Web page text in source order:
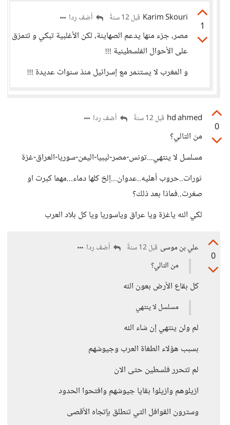
1
Karim Skouri قبل 12 سنةً أضف ردا
مصر، جزء منها يدعم الصهاينة، لكن الأغلبية تبكي و تتمزق
على الأحوال الفلسطينية !!!
و المغرب لا يستثمر مع إسرائيل منذ سنوات عديدة !!!
0
hd ahmed قبل 12 سنةً أضف ردا
من التالي؟
مسلسل لا ينتهي...تونس-مصر-ليبيا-اليمن-سوريا-العراق-غزة
ثورات..حروب أهليه..عدوان...إلخ كلها دماء...مهما كبرت او
صغرت..فماذا بعد ذلك؟
لكي الله ياغزة ويا عراق وياسوريا ويا كل بلاد العرب
0
علي بن موسى قبل 12 سنةً
أضف ردا
من التالي؟
كل بقاع الأرض بعون الله
مسلسل لا ينتهي
لم ولن ينتهي إن شاء الله
بسبب هؤلاء الطغاة العرب وجيوشهم
لم تتحرر فلسطين حتى الان
ازيلوهم وازيلوا بقايا جيوشهم وافتحوا الحدود
وسترون القوافل التي تنطلق بإتجاه الأقصى